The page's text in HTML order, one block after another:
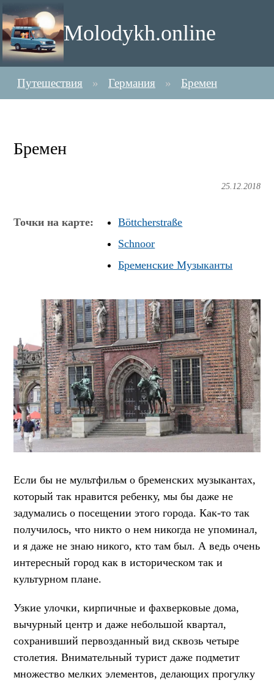
Molodykh.online
Путешествия Германия Бремен
Бремен
25.12.2018
Точки на карте:
Böttcherstraße
Schnoor
Бременские Музыканты
Если бы не мультфильм о бременских музыкантах,
который так нравится ребенку, мы бы даже не
задумались о посещении этого города. Как-то так
получилось, что никто о нем никогда не упоминал,
и я даже не знаю никого, кто там был. А ведь очень
интересный город как в историческом так и
культурном плане.
Узкие улочки, кирпичные и фахверковые дома,
вычурный центр и даже небольшой квартал,
сохранивший первозданный вид сквозь четыре
столетия. Внимательный турист даже подметит
множество мелких элементов, делающих прогулку